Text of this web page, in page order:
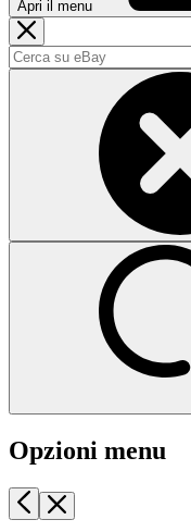
Apri il menu
Opzioni menu